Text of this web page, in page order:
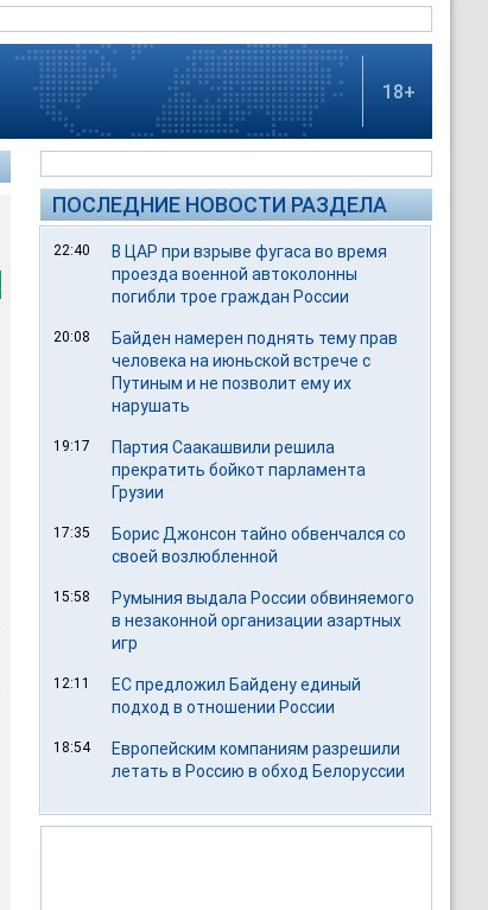
18+
ПОСЛЕДНИЕ НОВОСТИ РАЗДЕЛА
22:40
В ЦАР при взрыве фугаса во время
проезда военной автоколонны
погибли трое граждан России
20:08
Байден намерен поднять тему прав
человека на июньской встрече с
Путиным и не позволит ему их
нарушать
19:17
Партия Саакашвили решила
прекратить бойкот парламента
Грузии
17:35
Борис Джонсон тайно обвенчался со
своей возлюбленной
15:58
Румыния выдала России обвиняемого
в незаконной организации азартных
игр
12:11
ЕС предложил Байдену единый
подход в отношении России
18:54
Европейским компаниям разрешили
летать в Россию в обход Белоруссии